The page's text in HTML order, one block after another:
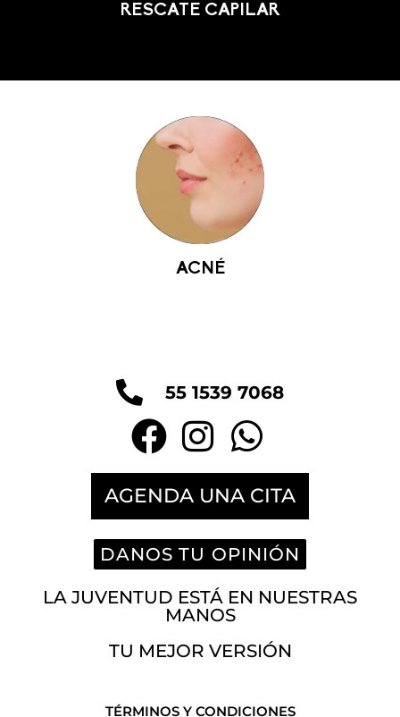
RESCATE CAPILAR
ACNÉ
55 1539 7068
AGENDA UNA CITA
DANOS TU OPINIÓN
LA JUVENTUD ESTÁ EN NUESTRAS
MANOS
TU MEJOR VERSIÓN
TÉRMINOS Y CONDICIONES